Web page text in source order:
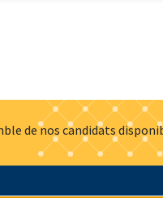
de nos candidats